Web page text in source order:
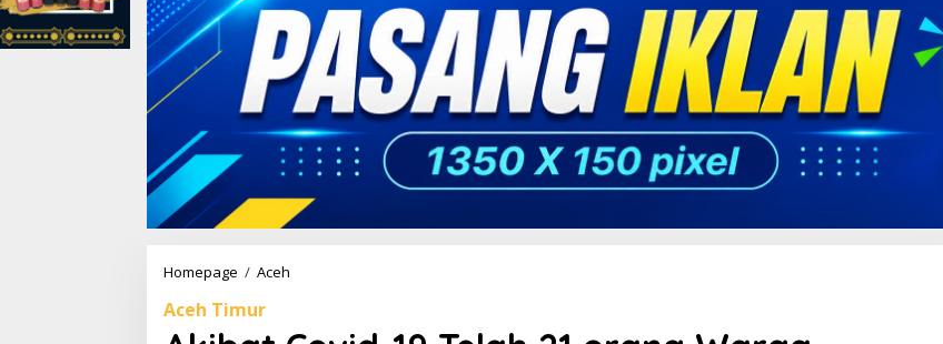
Homepage / Aceh
b
Aceh Timur